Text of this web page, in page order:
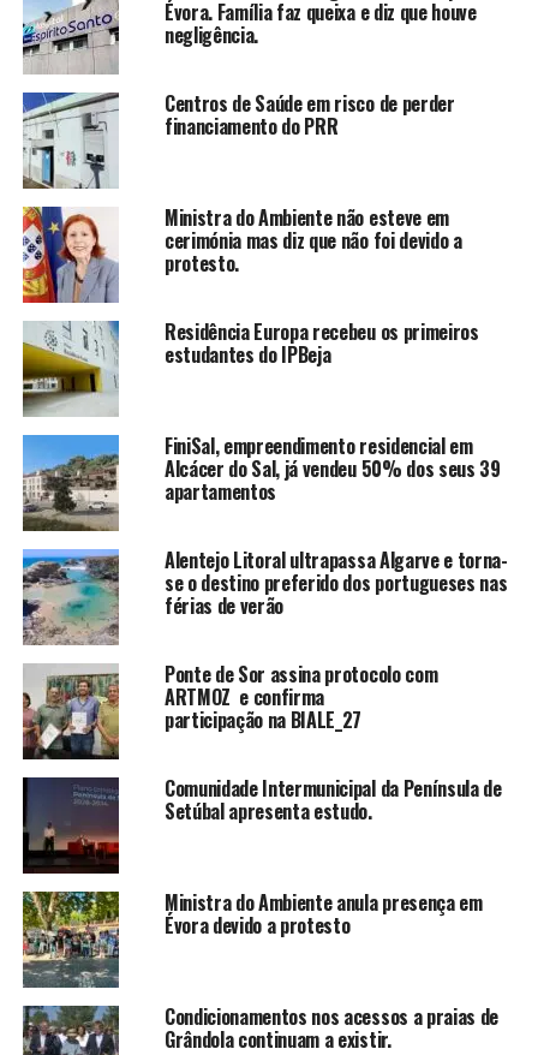
Évora. Família faz queixa e diz que houve
negligência.
Centros de Saúde em risco de perder
financiamento do PRR
Ministra do Ambiente não esteve em
cerimónia mas diz que não foi devido a
protesto.
Residência Europa recebeu os primeiros
estudantes do IPBeja
FiniSal, empreendimento residencial em
Alcácer do Sal, já vendeu 50% dos seus 39
apartamentos
Alentejo Litoral ultrapassa Algarve e torna-
se o destino preferido dos portugueses nas
férias de verão
Ponte de Sor assina protocolo com
ARTMOZ e confirma
participação na BIALE_27
Comunidade Intermunicipal da Península de
Setúbal apresenta estudo.
Ministra do Ambiente anula presença em
Évora devido a protesto
Condicionamentos nos acessos a praias de
Grândola continuam a existir.